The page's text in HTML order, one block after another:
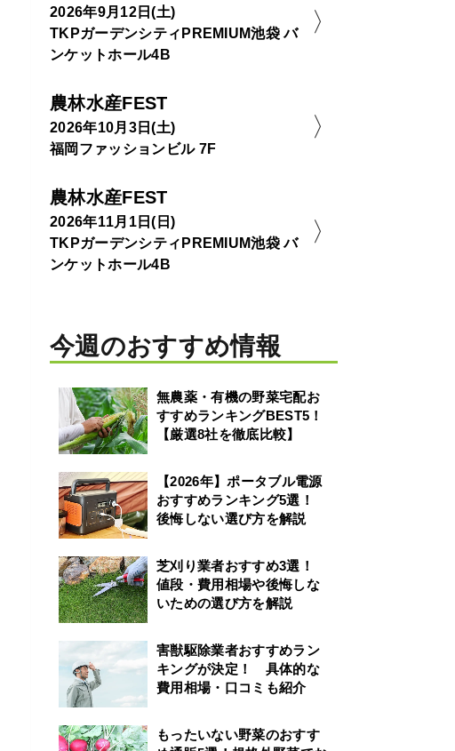
2026年9月12日(土)
TKPガーデンシティPREMIUM池袋 バ
ンケットホール4B
農林水産FEST
2026年10月3日(土)
福岡ファッションビル 7F
農林水産FEST
2026年11月1日(日)
TKPガーデンシティPREMIUM池袋 バ
ンケットホール4B
今週のおすすめ情報
無農薬・有機の野菜宅配お
すすめランキングBEST5！
【厳選8社を徹底比較】
【2026年】ポータブル電源
おすすめランキング5選！
後悔しない選び方を解説
芝刈り業者おすすめ3選！
値段・費用相場や後悔しな
いための選び方を解説
害獣駆除業者おすすめラン
キングが決定！ 具体的な
費用相場・口コミも紹介
もったいない野菜のおすす